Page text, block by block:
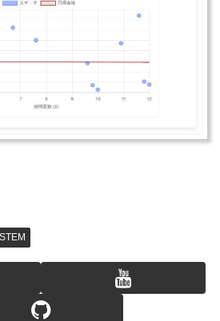
STEM